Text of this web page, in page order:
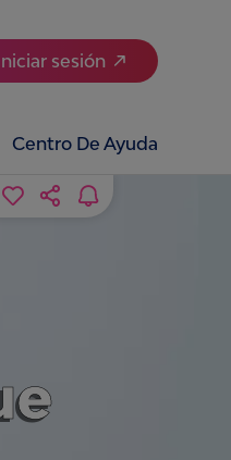
sesión
Centro De Ayuda